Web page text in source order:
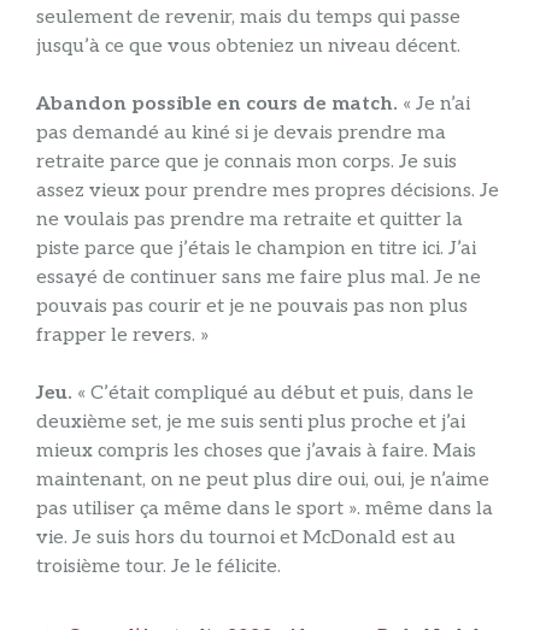
seulement de revenir, mais du temps qui passe
jusqu’à ce que vous obteniez un niveau décent.
Abandon possible en cours de match. « Je n’ai
pas demandé au kiné si je devais prendre ma
retraite parce que je connais mon corps. Je suis
assez vieux pour prendre mes propres décisions. Je
ne voulais pas prendre ma retraite et quitter la
piste parce que j’étais le champion en titre ici. J’ai
essayé de continuer sans me faire plus mal. Je ne
pouvais pas courir et je ne pouvais pas non plus
frapper le revers. »
Jeu. « C’était compliqué au début et puis, dans le
deuxième set, je me suis senti plus proche et j’ai
mieux compris les choses que j’avais à faire. Mais
maintenant, on ne peut plus dire oui, oui, je n’aime
pas utiliser ça même dans le sport ». même dans la
vie. Je suis hors du tournoi et McDonald est au
troisième tour. Je le félicite.